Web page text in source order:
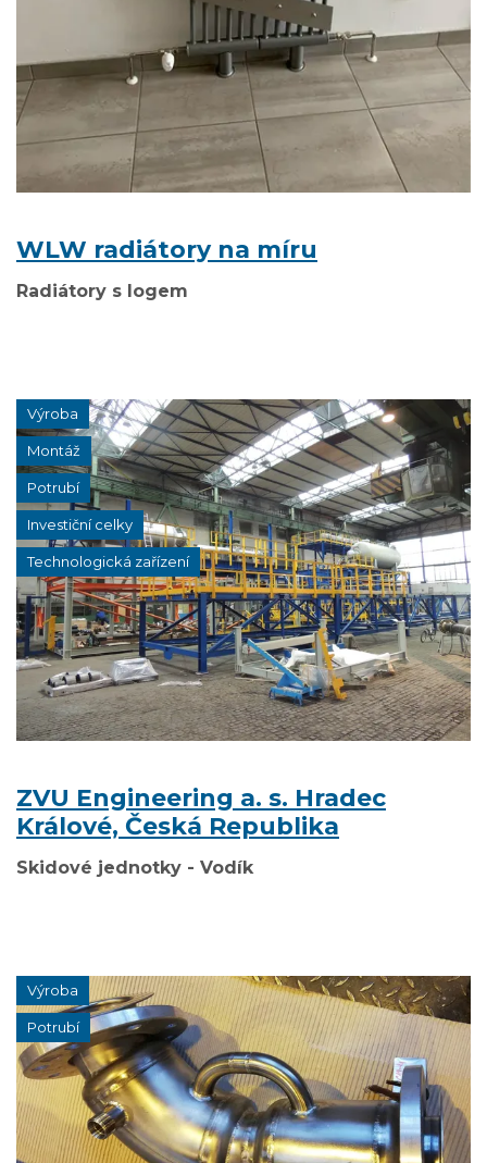
WLW radiátory na míru
Radiátory s logem
Výroba
Montáž
Potrubí
Investiční celky
Technologická zařízení
ZVU Engineering a. s. Hradec
Králové, Česká Republika
Skidové jednotky - Vodík
Výroba
Potrubí